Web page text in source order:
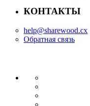
КОНТАКТЫ
help@sharewood.cx
Обратная связь